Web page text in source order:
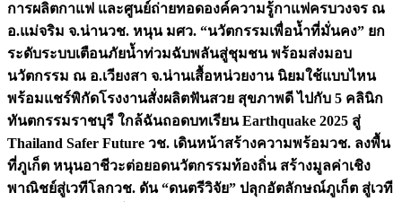
การผลิตกาแฟ และศูนย์ถ่ายทอดองค์ความรู้กาแฟครบวงจร ณ
อ.แม่จริม จ.น่านวช. หนุน มศว. “นวัตกรรมเพื่อน้ำที่มั่นคง” ยก
ระดับระบบเตือนภัยน้ำท่วมฉับพลันสู่ชุมชน พร้อมส่งมอบ
นวัตกรรม ณ อ.เวียงสา จ.น่านเสื้อหน่วยงาน นิยมใช้แบบไหน
พร้อมแชร์พิกัดโรงงานสั่งผลิตฟันสวย สุขภาพดี ไปกับ 5 คลินิก
ทันตกรรมราชบุรี ใกล้ฉันถอดบทเรียน Earthquake 2025 สู่
Thailand Safer Future วช. เดินหน้าสร้างความพร้อมวช. ลงพื้น
ที่ภูเก็ต หนุนอาชีวะต่อยอดนวัตกรรมท้องถิ่น สร้างมูลค่าเชิง
พาณิชย์สู่เวทีโลกวช. ดัน “ดนตรีวิจัย” ปลุกอัตลักษณ์ภูเก็ต สู่เวที